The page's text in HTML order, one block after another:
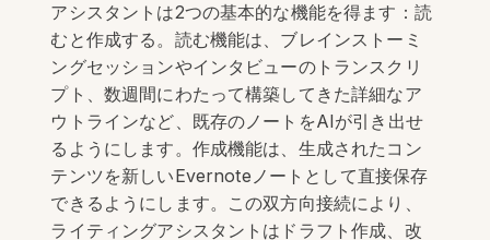
アシスタントは2つの基本的な機能を得ます：読
むと作成する。読む機能は、ブレインストーミ
ングセッションやインタビューのトランスクリ
プト、数週間にわたって構築してきた詳細なア
ウトラインなど、既存のノートをAIが引き出せ
るようにします。作成機能は、生成されたコン
テンツを新しいEvernoteノートとして直接保存
できるようにします。この双方向接続により、
ライティングアシスタントはドラフト作成、改